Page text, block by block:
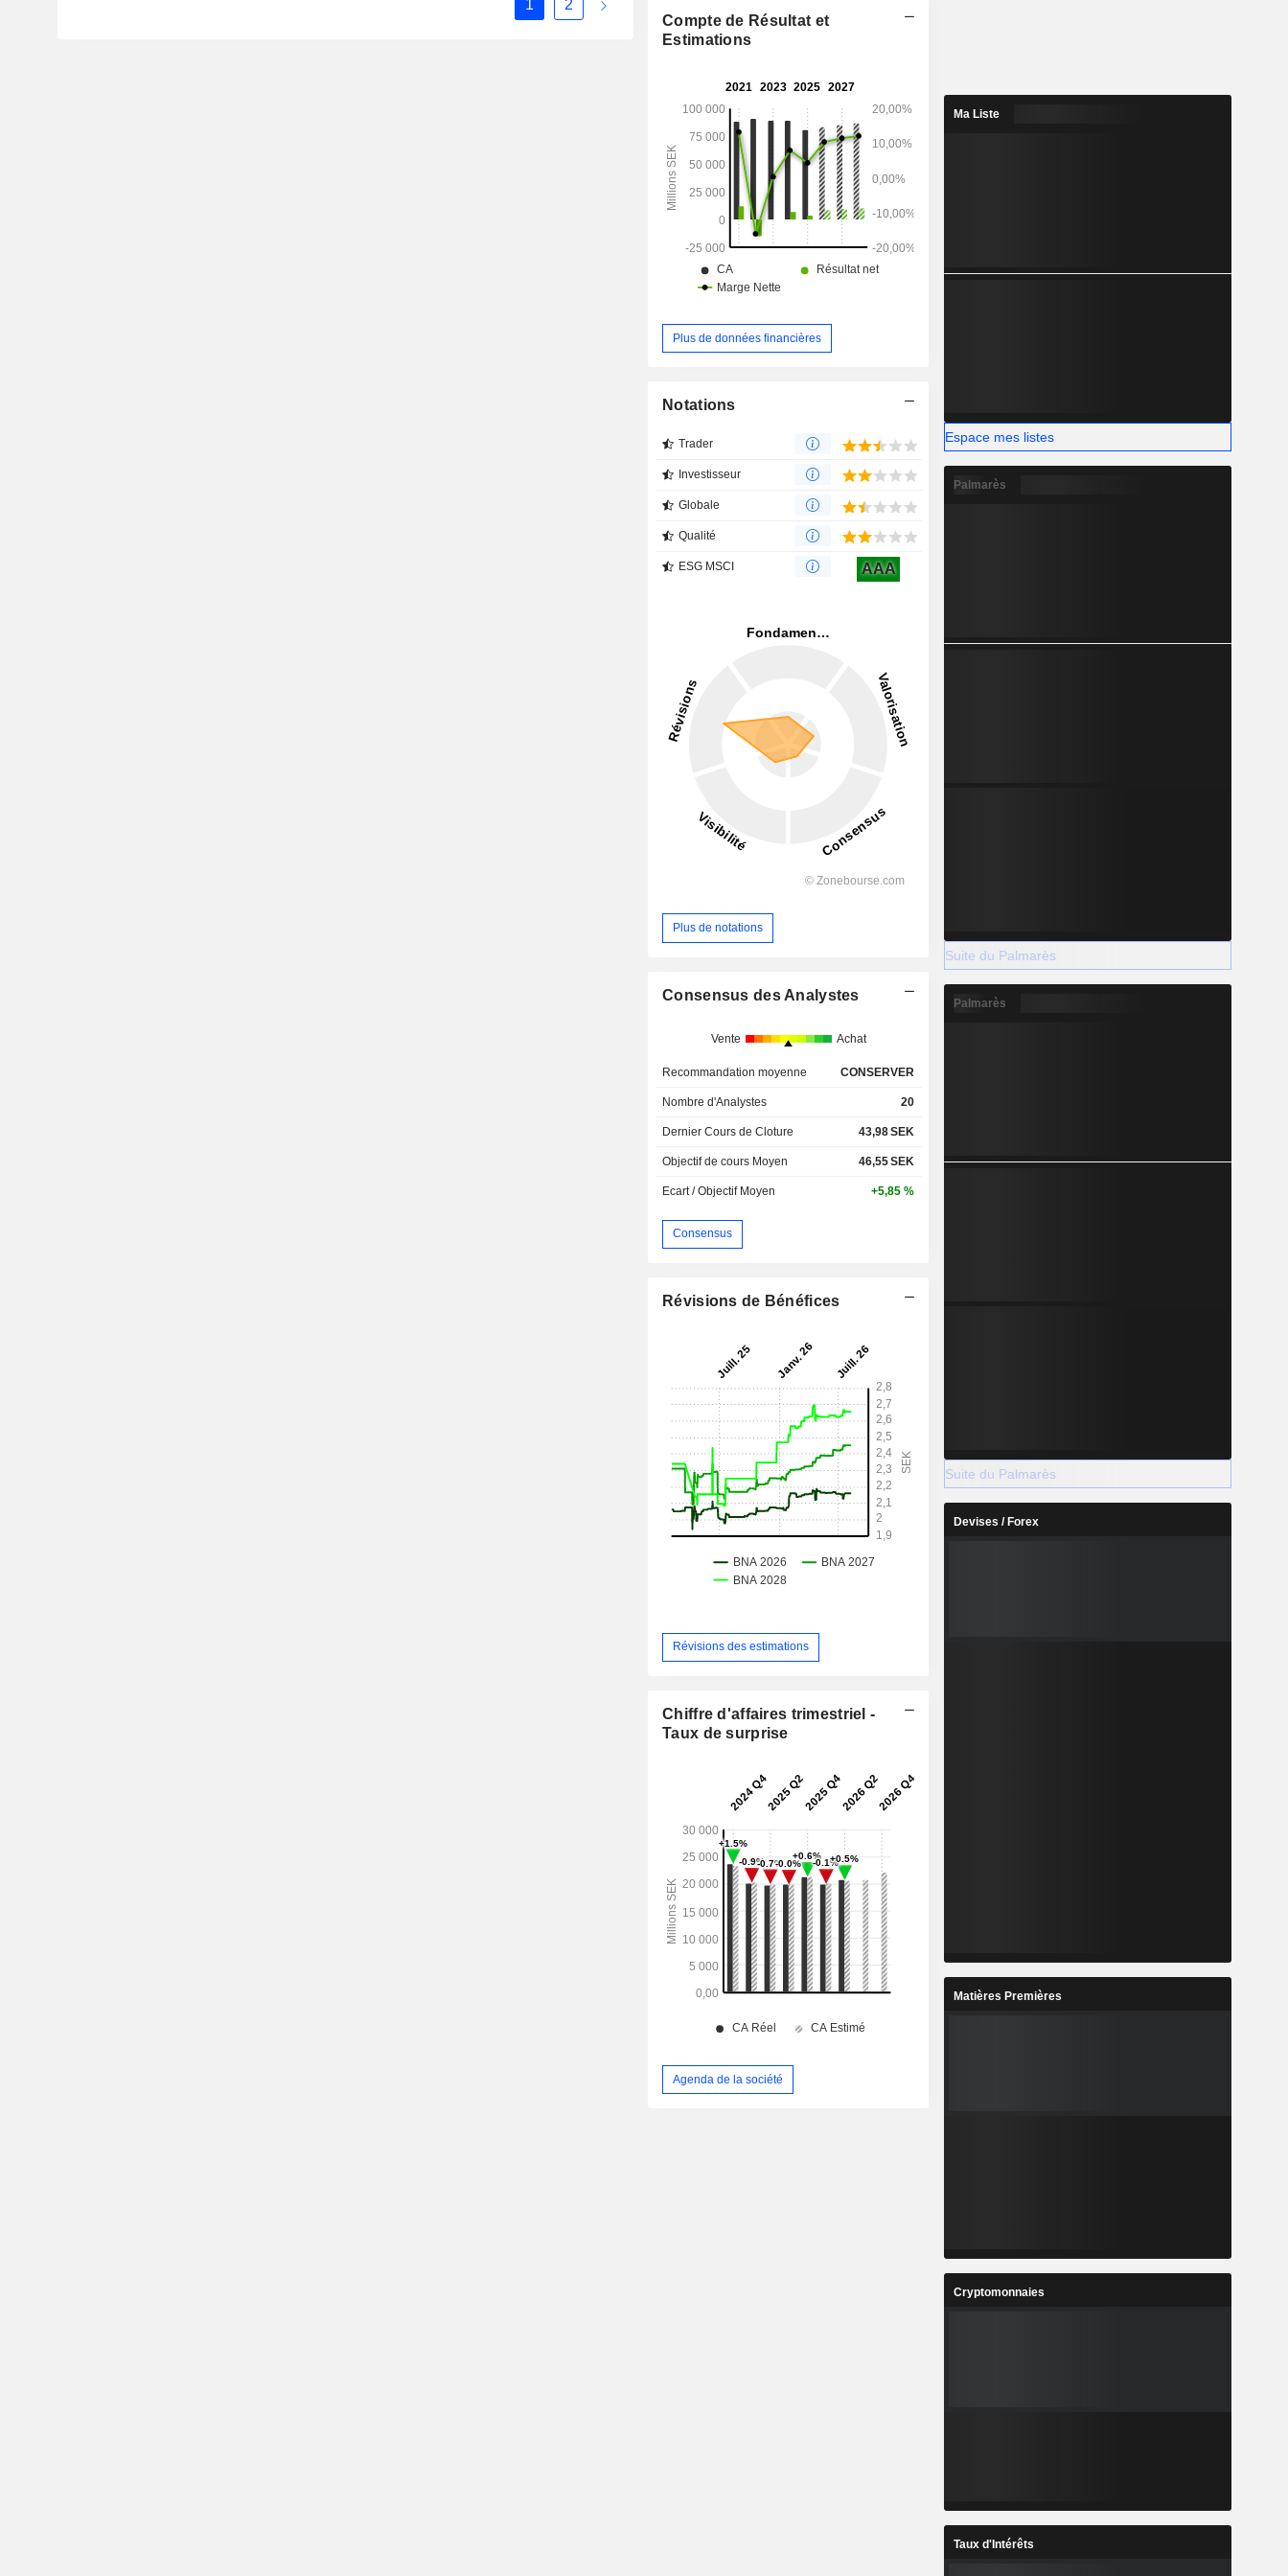
1 2
(8,3%).
Compte de Résultat et
Estimations
Plus de données financières
Notations
Trader
Investisseur
Globale
Qualité
ESG MSCI AAA
Plus de notations
Consensus des Analystes
Vente Achat
Recommandation moyenne CONSERVER
Nombre d'Analystes 20
Dernier Cours de Cloture 43,98SEK
Objectif de cours Moyen 46,55SEK
Ecart / Objectif Moyen +5,85 %
Consensus
Révisions de Bénéfices
Révisions des estimations
Chiffre d'affaires trimestriel -
Taux de surprise
Agenda de la société
Ma Liste
Espace mes listes
Palmarès
Suite du Palmarès
Palmarès
Suite du Palmarès
Devises / Forex
Matières Premières
Cryptomonnaies
Taux d'Intérêts